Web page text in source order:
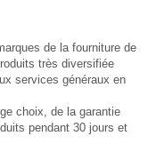
de la fourniture de
très diversifiée
services généraux en
choix, de la garantie
pendant 30 jours et